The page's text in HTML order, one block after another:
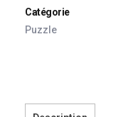
Catégorie
Puzzle